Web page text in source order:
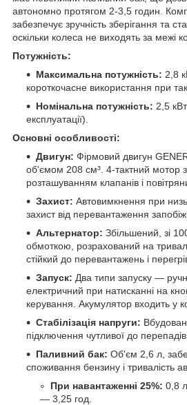
автономно протягом 2-3,5 годин.
забезпечує зручність зберігання та
оскільки колеса не виходять за межі
Потужність:
Максимальна потужність: 2,8
короткочасне використання при
Номінальна потужність: 2,5
експлуатації).
Основні особливості:
Двигун: Фірмовий двигун
об'ємом 208 см³. 4-тактний мотор
розташуванням клапанів і
Захист: Автовимкнення при
захист від перевантаження
Альтернатор: Збільшений, зі
обмоткою, розрахований на
стійкий до перевантажень і
Запуск: Два типи запуску —
електричний при натисканні на
керування. Акумулятор входить у
Стабілізація напруги:
підключення чутливої до перепадів
Паливний бак: Об'єм 2,6 л,
споживання бензину і тривалість
При навантаженні 25%: 0,8
— 3,25 год.